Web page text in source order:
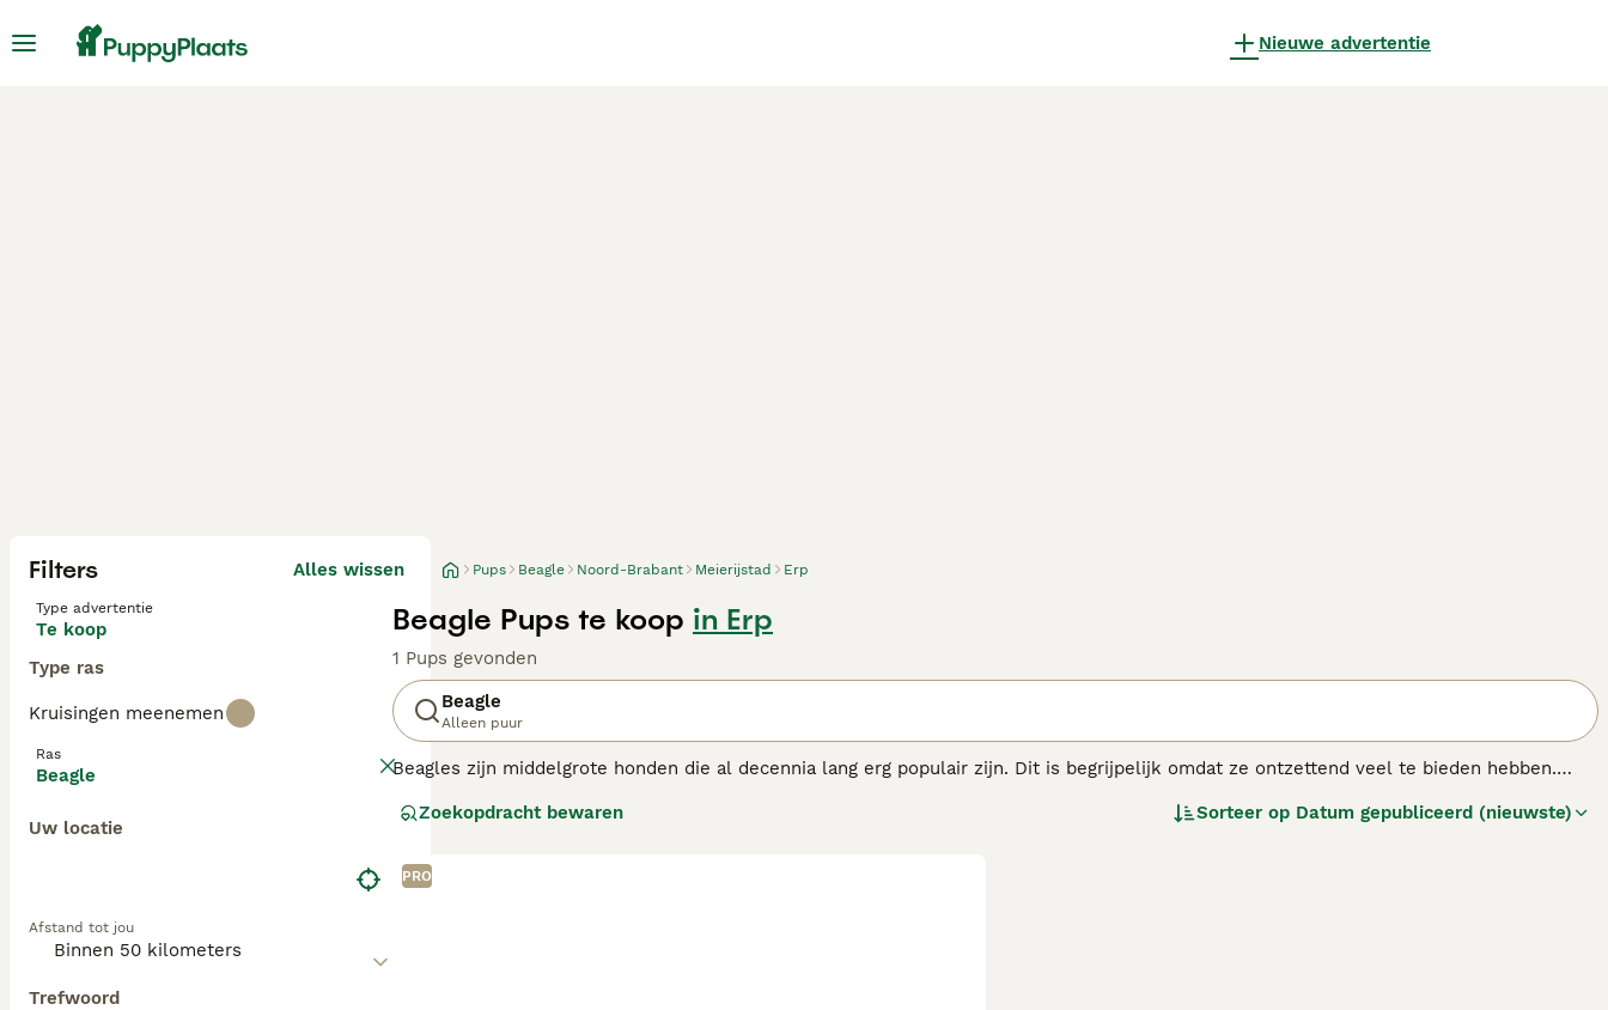
Nieuwe advertentie
Filters Alles wissen
Type advertentie
Te koop
Type ras
Kruisingen meenemen
Ras
Beagle
Uw locatie
Afstand tot jou
Trefwoord
Pups Beagle Noord-Brabant Meierijstad Erp
Beagle Pups te koop in Erp
1 Pups gevonden
Beagle
Alleen puur
Beagles zijn middelgrote honden die al decennia lang erg populair zijn. Dit is begrijpelijk omdat ze ontzettend veel te bieden hebben.
De honden zijn niet snel van streek, waar ze ook zijn. Beagles worden graag betrokken in alle activiteiten.
Lees onze
Zoekopdracht bewaren Sorteer op Datum gepubliceerd (nieuwste)
PRO